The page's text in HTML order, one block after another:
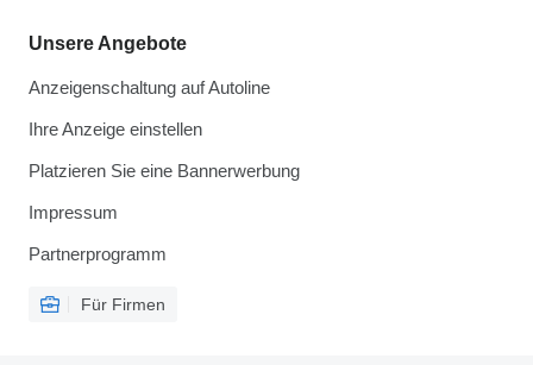
Unsere Angebote
Anzeigenschaltung auf Autoline
Ihre Anzeige einstellen
Platzieren Sie eine Bannerwerbung
Impressum
Partnerprogramm
Für Firmen